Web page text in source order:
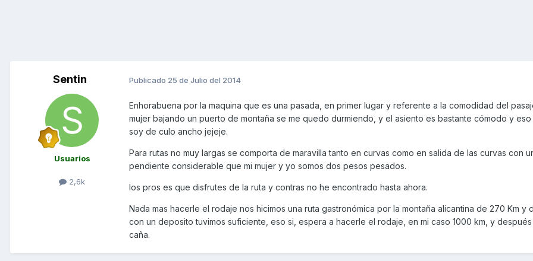
Sentin
Usuarios
2,6k
Publicado 25 de Julio del 2014
Enhorabuena por la maquina que es una pasada, en primer lugar y referente a la comodidad del
mujer bajando un puerto de montaña se me quedo durmiendo, y el asiento es bastante cómodo y
soy de culo ancho jejeje.
Para rutas no muy largas se comporta de maravilla tanto en curvas como en salida de las curvas con
pendiente considerable que mi mujer y yo somos dos pesos pesados.
los pros es que disfrutes de la ruta y contras no he encontrado hasta ahora.
Nada mas hacerle el rodaje nos hicimos una ruta gastronómica por la montaña alicantina de 270 Km y
con un deposito tuvimos suficiente, eso si, espera a hacerle el rodaje, en mi caso 1000 km, y
caña.